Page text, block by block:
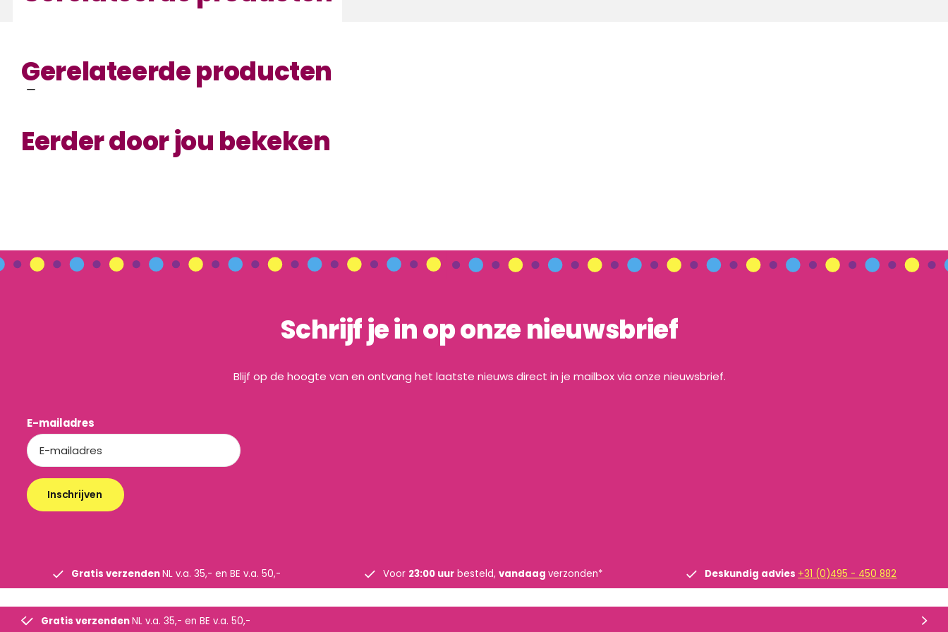
Gerelateerde producten
Eerder door jou bekeken
Schrijf je in op onze nieuwsbrief
Blijf op de hoogte van en ontvang het laatste nieuws direct in je mailbox via onze nieuwsbrief.
E-mailadres
Inschrijven
Gratis verzendenNL v.a. 35,- en BE v.a. 50,- Voor 23:00 uurbesteld, vandaag verzonden* Deskundig advies +31 (0)495 - 450 882
Gratis verzendenNL v.a. 35,- en BE v.a. 50,-